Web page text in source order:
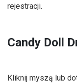
rejestracji.
Candy Doll
Kliknij myszą lub